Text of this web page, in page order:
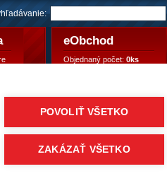
eObchod
Objednaný počet: 0ks
Pre karavany, lode, stroje
POVOLIŤ VŠETKO
ZAKÁZAŤ VŠETKO